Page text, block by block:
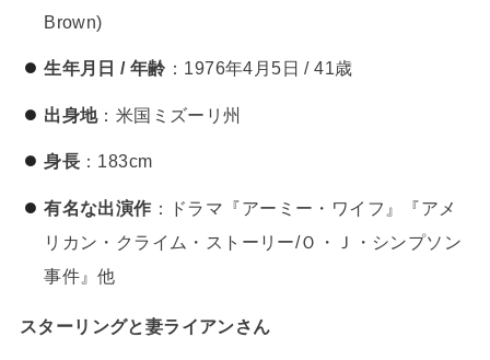
Brown)
生年月日 / 年齢 ：1976年4月5日 / 41歳
出身地：米国ミズーリ州
身長：183cm
有名な出演作 ：ドラマ『アーミー・ワイフ』『アメ
リカン・クライム・ストーリー/Ｏ・Ｊ・シンプソン
事件』他
スターリングと妻ライアンさん